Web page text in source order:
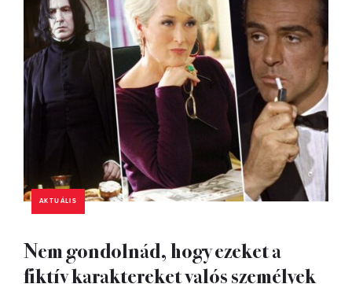
AKTUÁLIS
Nem gondolnád, hogy ezeket a
fiktív karaktereket valós személyek